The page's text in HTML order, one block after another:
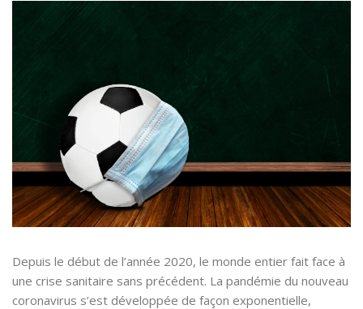
Depuis le début de l’année 2020, le monde entier fait face à
une crise sanitaire sans précédent. La pandémie du nouveau
coronavirus s’est développée de façon exponentielle,